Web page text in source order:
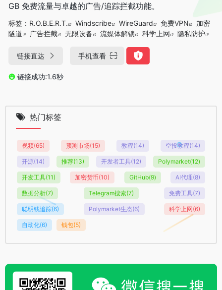
GB 免费流量与卓越的广告/追踪拦截功能。
标签： R.O.B.E.R.T. Windscribe WireGuard 免费VPN
加密
隧道
广告拦截 无限设备 流媒体解锁 科学上网 隐私防护
链接直达 手机查看
链接成功:1.6秒
热门标签
视频(65) 预测市场(15) 教程(14) 空投教程(14)
开源(14) 推荐(13) 开发者工具(12) Polymarket(12)
开发工具(11) 加密货币(10) GitHub(9) AI代理(8)
数据分析(7) Telegram搜索(7) 免费工具(7)
聪明钱追踪(6) Polymarket生态(6) 科学上网(6)
自动化(6) 钱包(5)